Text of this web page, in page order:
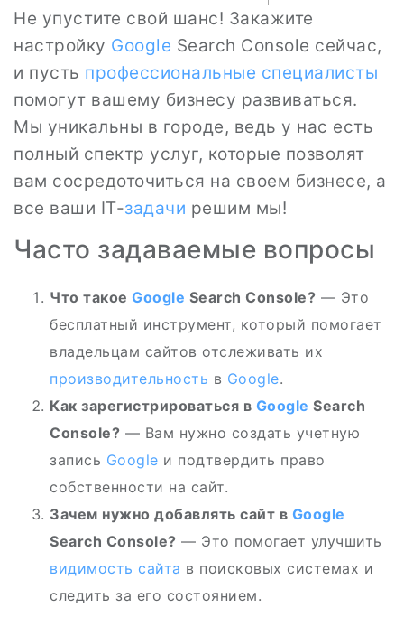
Не упустите свой шанс! Закажите
настройку Google Search Console сейчас,
и пусть профессиональные специалисты
помогут вашему бизнесу развиваться.
Мы уникальны в городе, ведь у нас есть
полный спектр услуг, которые позволят
вам сосредоточиться на своем бизнесе, а
все ваши IT-задачи решим мы!
Часто задаваемые вопросы
Что такое Google Search Console? — Это
бесплатный инструмент, который помогает
владельцам сайтов отслеживать их
производительность в Google.
Как зарегистрироваться в Google Search
Console? — Вам нужно создать учетную
запись Google и подтвердить право
собственности на сайт.
Зачем нужно добавлять сайт в Google
Search Console? — Это помогает улучшить
видимость сайта в поисковых системах и
следить за его состоянием.